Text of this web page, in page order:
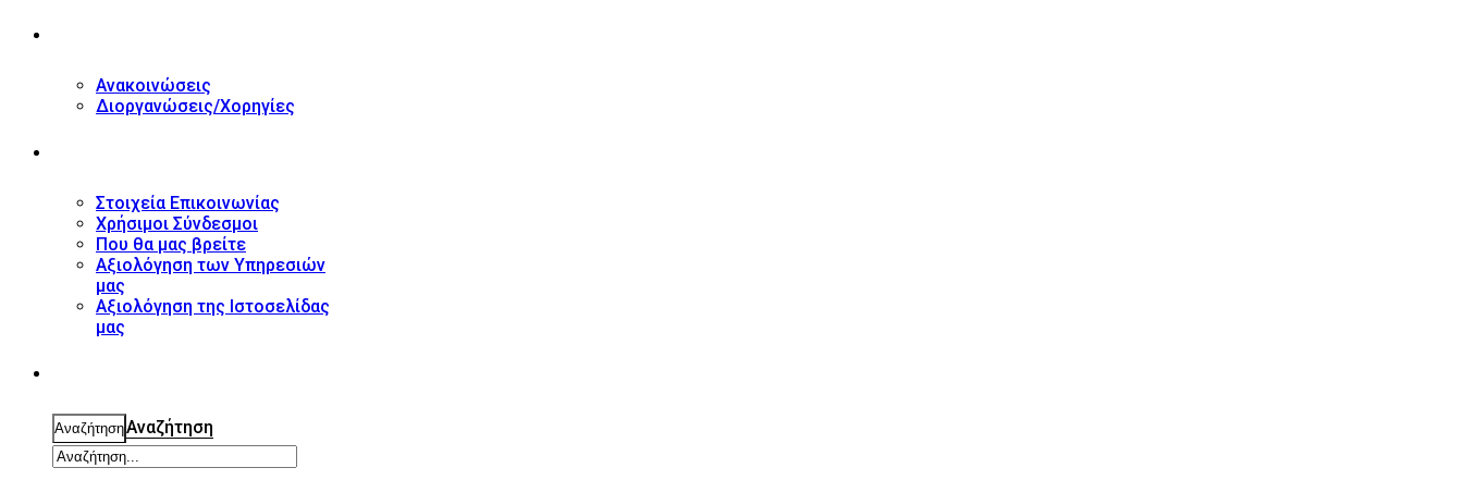
Ανακοινώσεις
Διοργανώσεις/Χορηγίες
Στοιχεία Επικοινωνίας
Χρήσιμοι Σύνδεσμοι
Που θα μας βρείτε
Αξιολόγηση των Υπηρεσιών
μας
Αξιολόγηση της Ιστοσελίδας
μας
ΑναζήτησηΑναζήτηση